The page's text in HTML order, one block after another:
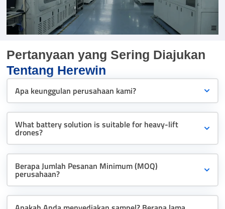
Pertanyaan yang Sering Diajukan
Tentang Herewin
Apa keunggulan perusahaan kami?
What battery solution is suitable for heavy-lift
drones?
Berapa Jumlah Pesanan Minimum (MOQ)
perusahaan?